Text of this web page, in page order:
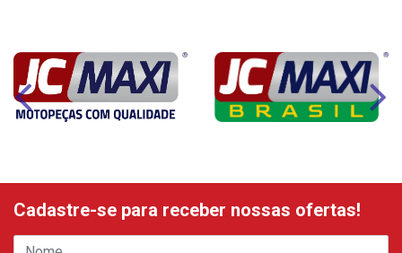
Cadastre-se para receber nossas ofertas!